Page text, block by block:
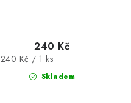
Skladem
240 Kč
Měrná
240 Kč / 1 ks